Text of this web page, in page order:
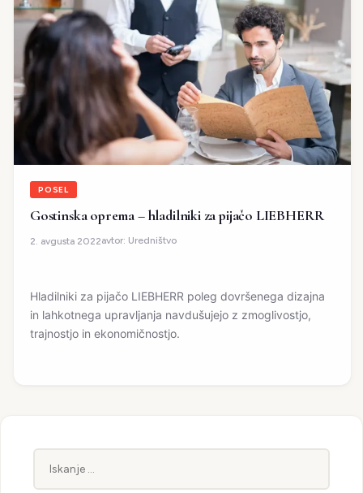
POSEL
Gostinska oprema – hladilniki za pijačo LIEBHERR
2. avgusta 2022avtor: Uredništvo
Hladilniki za pijačo LIEBHERR poleg dovršenega dizajna
in lahkotnega upravljanja navdušujejo z zmoglivostjo,
trajnostjo in ekonomičnostjo.